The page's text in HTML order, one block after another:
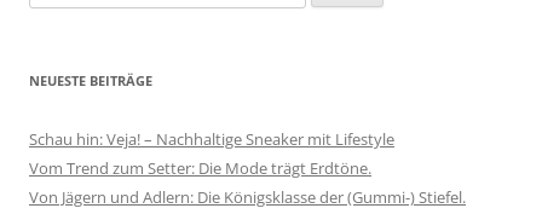
nach:
NEUESTE BEITRÄGE
Schau hin: Veja! – Nachhaltige Sneaker mit Lifestyle
Vom Trend zum Setter: Die Mode trägt Erdtöne.
Von Jägern und Adlern: Die Königsklasse der (Gummi-) Stiefel.